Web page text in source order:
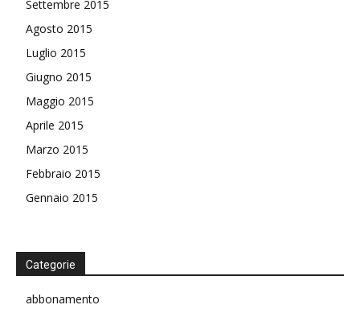
Settembre 2015
Agosto 2015
Luglio 2015
Giugno 2015
Maggio 2015
Aprile 2015
Marzo 2015
Febbraio 2015
Gennaio 2015
Categorie
abbonamento